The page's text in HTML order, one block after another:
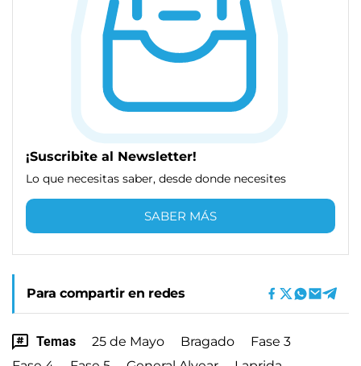
¡Suscribite al Newsletter!
Lo que necesitas saber, desde donde necesites
SABER MÁS
Para compartir en redes
Temas 25 de Mayo Bragado
Fase 3